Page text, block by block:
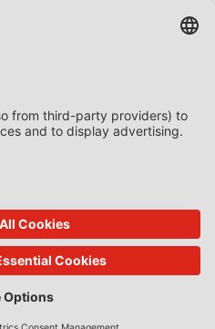
Law Review
Review
Review
Law Review
Private Partnership Law
and Planning Law
and Law Review
and the Law
from Science and Practice